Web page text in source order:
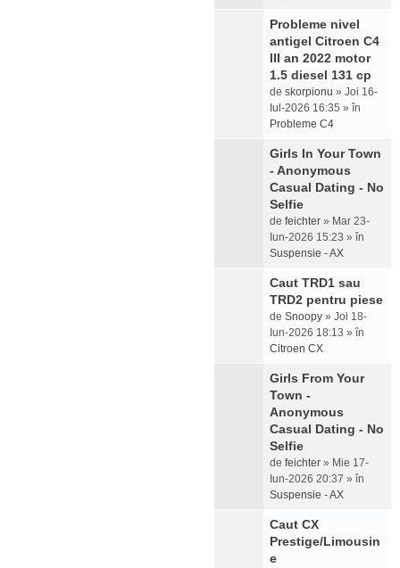
Probleme nivel
antigel Citroen C4
III an 2022 motor
1.5 diesel 131 cp
de skorpionu » Joi 16-
Iul-2026 16:35 » în
Probleme C4
Girls In Your Town
- Anonymous
Casual Dating - No
Selfie
de feichter » Mar 23-
Iun-2026 15:23 » în
Suspensie - AX
Caut TRD1 sau
TRD2 pentru piese
de Snoopy » Joi 18-
Iun-2026 18:13 » în
Citroen CX
Girls From Your
Town -
Anonymous
Casual Dating - No
Selfie
de feichter » Mie 17-
Iun-2026 20:37 » în
Suspensie - AX
Caut CX
Prestige/Limousin
e